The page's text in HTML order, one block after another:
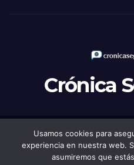
Crónica
Funciona gracias a WordPress|
Usamos cookies para
experiencia en nuestra web.
asumiremos que